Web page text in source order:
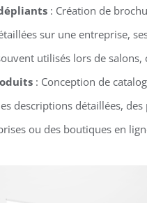
: Création de
sur une entreprise,
utilisés lors de salons,
: Conception de
descriptions détaillées,
ou des boutiques en